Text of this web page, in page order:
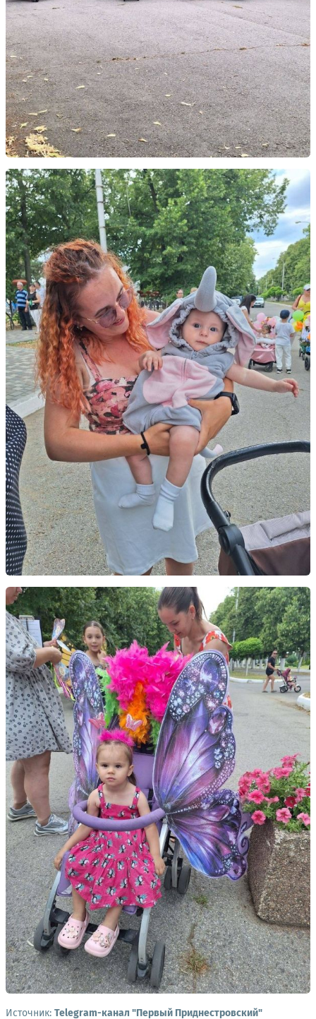
Источник: Telegram-канал "Первый Приднестровский"